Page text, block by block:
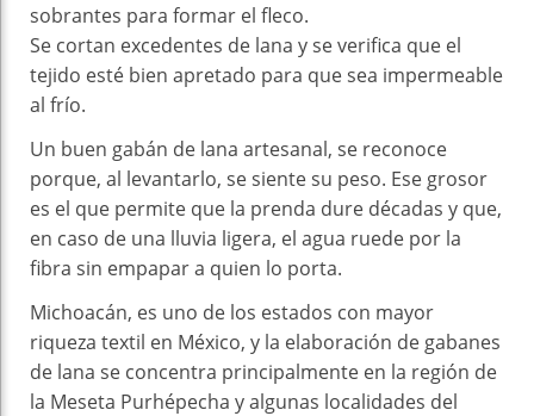
sobrantes para formar el fleco.
Se cortan excedentes de lana y se verifica que el
tejido esté bien apretado para que sea impermeable
al frío.
Un buen gabán de lana artesanal, se reconoce
porque, al levantarlo, se siente su peso. Ese grosor
es el que permite que la prenda dure décadas y que,
en caso de una lluvia ligera, el agua ruede por la
fibra sin empapar a quien lo porta.
Michoacán, es uno de los estados con mayor
riqueza textil en México, y la elaboración de gabanes
de lana se concentra principalmente en la región de
la Meseta Purhépecha y algunas localidades del